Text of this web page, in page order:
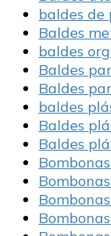
baldes de
Baldes
baldes
Baldes
Baldes
baldes
Baldes
Baldes